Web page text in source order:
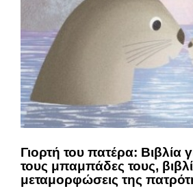
Γιορτή του πατέρα: Βιβλία
τους μπαμπάδες τους,
μεταμορφώσεις της